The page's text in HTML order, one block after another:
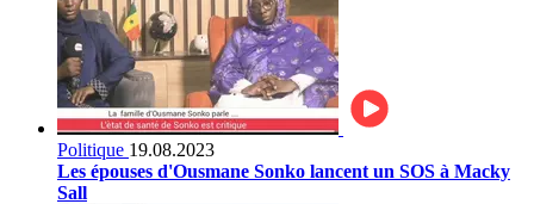
Politique 19.08.2023
Les épouses d'Ousmane Sonko lancent un SOS à Macky
Sall